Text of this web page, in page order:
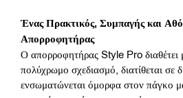
Ένας Πρακτικός, Συμπαγής και
Απορροφητήρας
Ο απορροφητήρας Style Pro διαθέτει
πολύχρωμο σχεδιασμό, διατίθεται σε
ενσωματώνεται όμορφα στον πάγκο